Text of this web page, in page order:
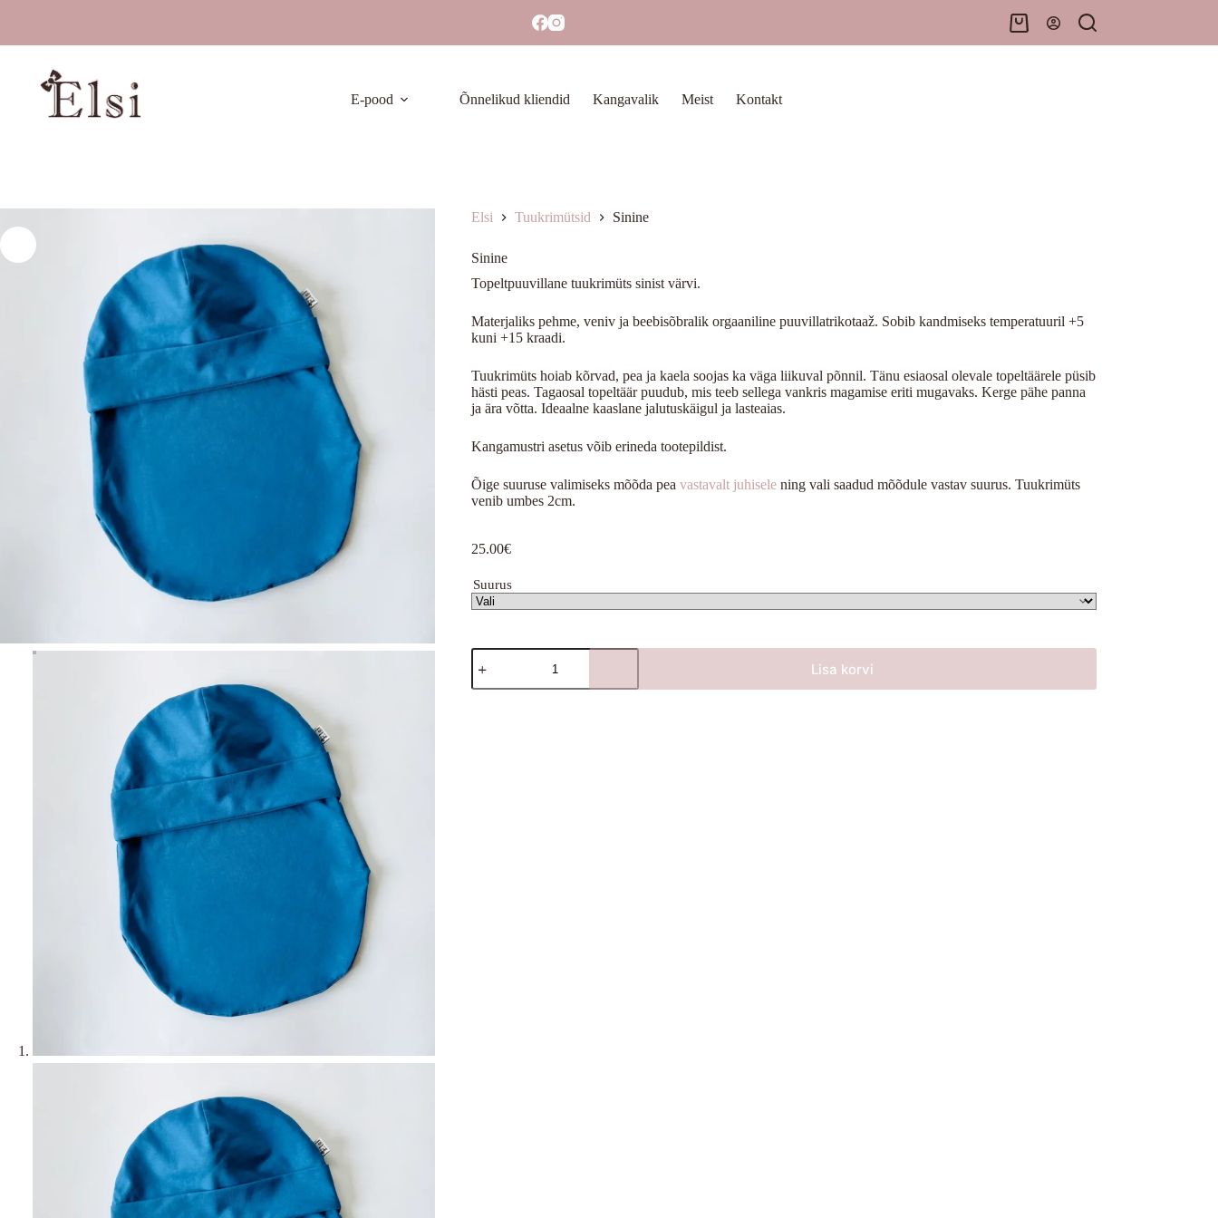
Shopping
cart
E-pood Õnnelikud kliendid Kangavalik Meist Kontakt
Elsi Tuukrimütsid Sinine
Sinine
Topeltpuuvillane tuukrimüts sinist värvi.
Materjaliks pehme, veniv ja beebisõbralik orgaaniline puuvillatrikotaaž. Sobib kandmiseks temperatuuril +5
kuni +15 kraadi.
Tuukrimüts hoiab kõrvad, pea ja kaela soojas ka väga liikuval põnnil. Tänu esiaosal olevale topeltäärele püsib
hästi peas. Tagaosal topeltäär puudub, mis teeb sellega vankris magamise eriti mugavaks. Kerge pähe panna
ja ära võtta. Ideaalne kaaslane jalutuskäigul ja lasteaias.
Kangamustri asetus võib erineda tootepildist.
Õige suuruse valimiseks mõõda pea vastavalt juhiselening vali saadud mõõdule vastav suurus. Tuukrimüts
venib umbes 2cm.
25.00€
Suurus
Sinine
kogus
Lisa korvi